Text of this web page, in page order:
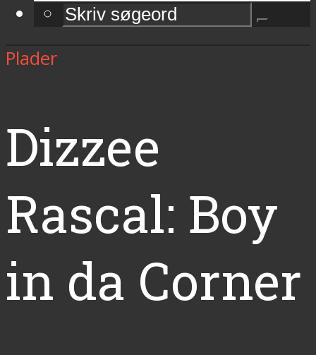
Plader
Dizzee
Rascal: Boy
in da Corner